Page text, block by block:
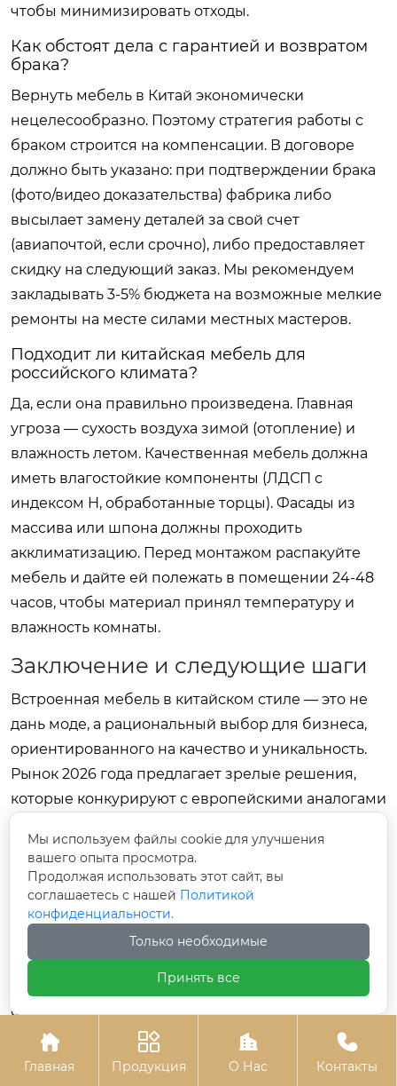
чтобы минимизировать отходы.
Как обстоят дела с гарантией и возвратом
брака?
Вернуть мебель в Китай экономически
нецелесообразно. Поэтому стратегия работы с
браком строится на компенсации. В договоре
должно быть указано: при подтверждении брака
(фото/видео доказательства) фабрика либо
высылает замену деталей за свой счет
(авиапочтой, если срочно), либо предоставляет
скидку на следующий заказ. Мы рекомендуем
закладывать 3-5% бюджета на возможные мелкие
ремонты на месте силами местных мастеров.
Подходит ли китайская мебель для
российского климата?
Да, если она правильно произведена. Главная
угроза — сухость воздуха зимой (отопление) и
влажность летом. Качественная мебель должна
иметь влагостойкие компоненты (ЛДСП с
индексом H, обработанные торцы). Фасады из
массива или шпона должны проходить
акклиматизацию. Перед монтажом распакуйте
мебель и дайте ей полежать в помещении 24-48
часов, чтобы материал принял температуру и
влажность комнаты.
Заключение и следующие шаги
Встроенная мебель в китайском стиле — это не
дань моде, а рациональный выбор для бизнеса,
ориентированного на качество и уникальность.
Рынок 2026 года предлагает зрелые решения,
которые конкурируют с европейскими аналогами
Ключ к успеху — не в поиске самого дешевого
поставщика, а в построении долгосрочных
отношений с технологически развитой фабрикой,
понимающей ваши стандарты качества.
Мы рекомендуем начать с малого: закажите
образцы материалов и тестовую партию для
одного объекта. Оцените логистику, качество
упаковки и реакцию производителя на вопросы.
Только после этого масштабируйте объемы.

Главная

Продукция

О Нас

Контакты
Мы используем файлы cookie для улучшения
вашего опыта просмотра.
Продолжая использовать этот сайт, вы
соглашаетесь с нашей Политикой
конфиденциальности.
Только необходимые
Принять все